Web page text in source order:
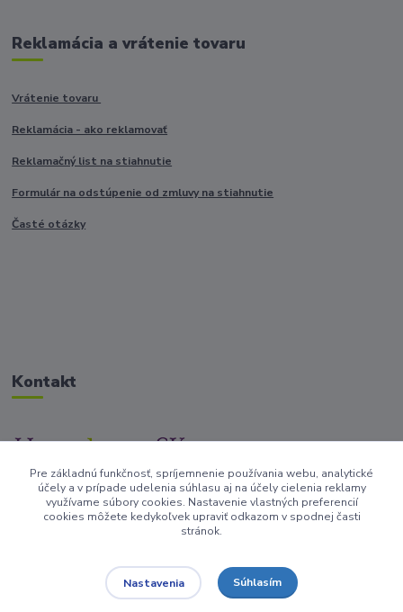
Reklamácia a vrátenie tovaru
Vrátenie tovaru
Reklamácia - ako reklamovať
Reklamačný list na stiahnutie
Formulár na odstúpenie od zmluvy na stiahnutie
Časté otázky
Kontakt
+421917682234
/Po-Pi 9-17 hod/
Pre základnú funkčnosť, spríjemnenie používania webu, analytické
účely a v prípade udelenia súhlasu aj na účely cielenia reklamy
využívame súbory cookies. Nastavenie vlastných preferencií
cookies môžete kedykoľvek upraviť odkazom v spodnej časti
stránok.
Nastavenia Súhlasím